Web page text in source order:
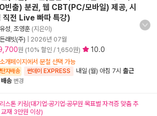
빈출) 분권, 웹 CBT(PC/모바일) 제공, 시
직전 Live 빠따 특강)
성 조영훈 (지은이)
래빗(주)
2026년 07월
원 (10% 할인 / 1,650원) 10.0
개페이지에서 분철 선택 가능
탄자배송 썬데이 EXPRESS 내일 (월) 아침 7시 출근
송 변경
스톤 키링(대기업·공기업·공무원 목표별 자격증 맞춤 추
재 3만원 이상)